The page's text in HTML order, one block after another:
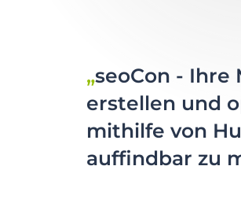
seoCon -
erstellen und
mithilfe von
auffindbar zu